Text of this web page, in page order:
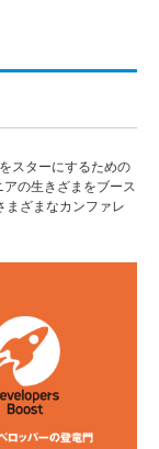
スターにするための
の生きざまをブース
まざまなカンファレ